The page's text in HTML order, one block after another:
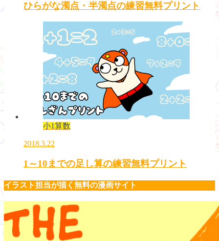
ひらがな濁点・半濁点の練習無料プリント
小1算数
2018.3.22
1～10までの足し算の練習無料プリント
イラスト担当が描く無料の漫画サイト